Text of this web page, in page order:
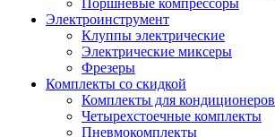
Поршневые компрессоры
Электроинструмент
Клуппы электрические
Электрические миксеры
Фрезеры
Комплекты со скидкой
Комплекты для кондиционеров
Четырехстоечные комплекты
Пневмокомплекты